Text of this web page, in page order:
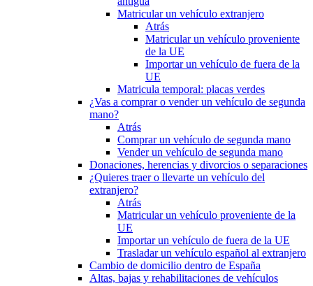
Matricular un vehículo extranjero
Atrás
Matricular un vehículo proveniente
de la UE
Importar un vehículo de fuera de la
UE
Matricula temporal: placas verdes
¿Vas a comprar o vender un vehículo de segunda
mano?
Atrás
Comprar un vehículo de segunda mano
Vender un vehículo de segunda mano
Donaciones, herencias y divorcios o separaciones
¿Quieres traer o llevarte un vehículo del
extranjero?
Atrás
Matricular un vehículo proveniente de la
UE
Importar un vehículo de fuera de la UE
Trasladar un vehículo español al extranjero
Cambio de domicilio dentro de España
Altas, bajas y rehabilitaciones de vehículos